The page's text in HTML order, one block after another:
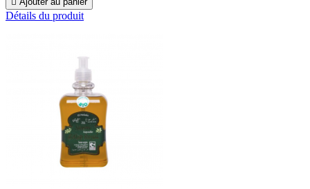
Détails du produit